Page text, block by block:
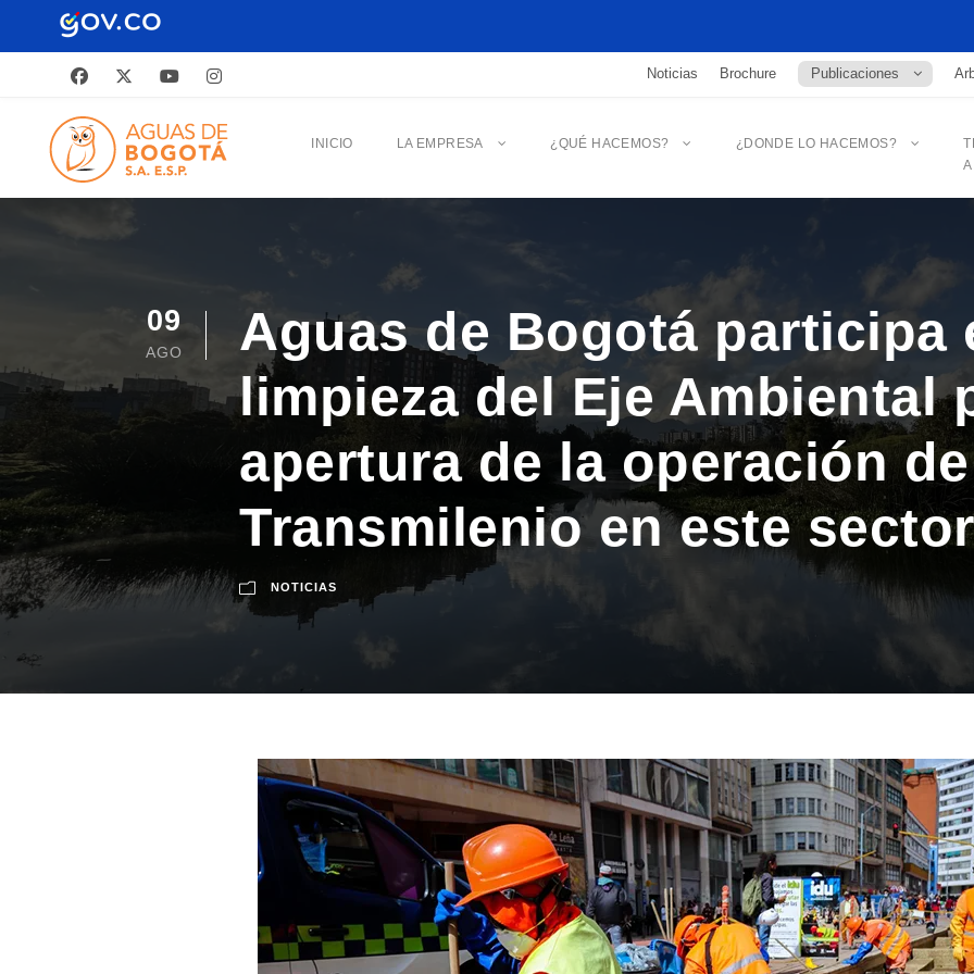
Noticias Brochure Publicaciones
INICIO LA EMPRESA ¿QUÉ HACEMOS? ¿DONDE LO HACEMOS?
09
AGO
Aguas de Bogotá participa
limpieza del Eje Ambiental
apertura de la operación de
Transmilenio en este
NOTICIAS